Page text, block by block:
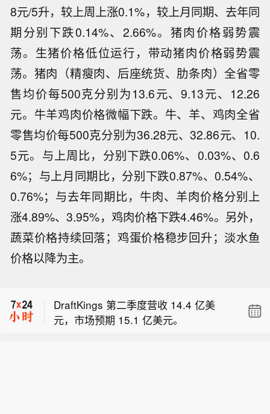
8元/5升，较上周上涨0.1%，较上月同期、去年同
期分别下跌0.14%、2.66%。猪肉价格弱势震
荡。生猪价格低位运行，带动猪肉价格弱势震
荡。猪肉（精瘦肉、后座统货、肋条肉）全省零
售均价每500克分别为13.6元、9.13元、12.26
元。牛羊鸡肉价格微幅下跌。牛、羊、鸡肉全省
零售均价每500克分别为36.28元、32.86元、10.
5元。与上周比，分别下跌0.06%、0.03%、0.6
6%；与上月同期比，分别下跌0.87%、0.54%、
0.76%；与去年同期比，牛肉、羊肉价格分别上
涨4.89%、3.95%，鸡肉价格下跌4.46%。另外，
蔬菜价格持续回落；鸡蛋价格稳步回升；淡水鱼
价格以降为主。
DraftKings 第二季度营收 14.4 亿美
元，市场预期 15.1 亿美元。